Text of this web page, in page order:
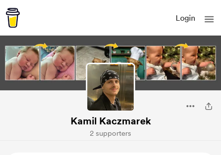
Login
Kamil Kaczmarek
2 supporters